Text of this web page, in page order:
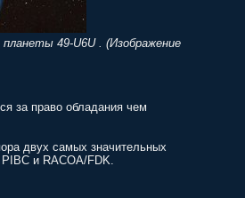
49-U6U . (Изображение
за право обладания чем
двух самых значительных
и RACOA/FDK.